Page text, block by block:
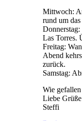
Mittwoch:
rund um
Las Torres.
Freitag:
Abend
zurück.
Samstag:
Wie
Liebe Grüße
Steffi